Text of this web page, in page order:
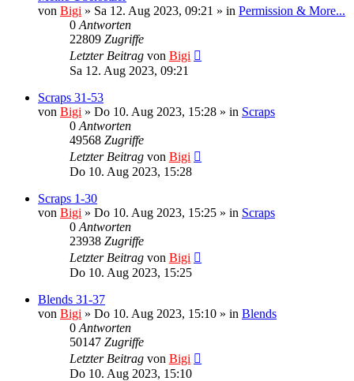
von Bigi » Sa 12. Aug 2023, 09:21 » in Permission & More...
0 Antworten
22809 Zugriffe
Letzter Beitrag von Bigi
Sa 12. Aug 2023, 09:21
Scraps 31-53
von Bigi » Do 10. Aug 2023, 15:28 » in Scraps
0 Antworten
49568 Zugriffe
Letzter Beitrag von Bigi
Do 10. Aug 2023, 15:28
Scraps 1-30
von Bigi » Do 10. Aug 2023, 15:25 » in Scraps
0 Antworten
23938 Zugriffe
Letzter Beitrag von Bigi
Do 10. Aug 2023, 15:25
Blends 31-37
von Bigi » Do 10. Aug 2023, 15:10 » in Blends
0 Antworten
50147 Zugriffe
Letzter Beitrag von Bigi
Do 10. Aug 2023, 15:10